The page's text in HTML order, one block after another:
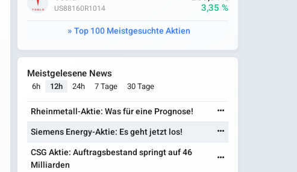
US88160R1014
3,35 %
Top 100 Meistgesuchte Aktien
Meistgelesene News
6h 12h 24h 7 Tage 30 Tage
Rheinmetall-Aktie: Was für eine Prognose!
Siemens Energy-Aktie: Es geht jetzt los!
CSG Aktie: Auftragsbestand springt auf 46
Milliarden